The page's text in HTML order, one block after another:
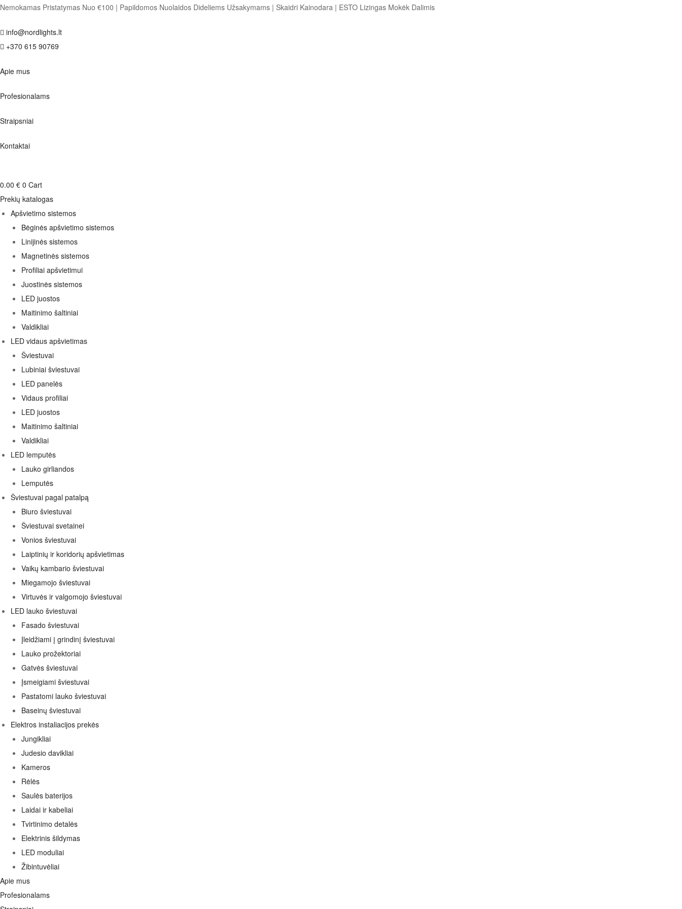
Nemokamas Pristatymas Nuo €100 | Papildomos Nuolaidos Dideliems Užsakymams | Skaidri Kainodara | ESTO Lizingas Mokėk Dalimis
info@nordlights.lt
+370 615 90769
Apie mus
Profesionalams
Straipsniai
Kontaktai
0.00 € 0 Cart
Prekių katalogas
Apšvietimo sistemos
Bėginės apšvietimo sistemos
Linijinės sistemos
Magnetinės sistemos
Profiliai apšvietimui
Juostinės sistemos
LED juostos
Maitinimo šaltiniai
Valdikliai
LED vidaus apšvietimas
Šviestuvai
Lubiniai šviestuvai
LED panelės
Vidaus profiliai
LED juostos
Maitinimo šaltiniai
Valdikliai
LED lemputės
Lauko girliandos
Lemputės
Šviestuvai pagal patalpą
Biuro šviestuvai
Šviestuvai svetainei
Vonios šviestuvai
Laiptinių ir koridorių apšvietimas
Vaikų kambario šviestuvai
Miegamojo šviestuvai
Virtuvės ir valgomojo šviestuvai
LED lauko šviestuvai
Fasado šviestuvai
Įleidžiami į grindinį šviestuvai
Lauko prožektoriai
Gatvės šviestuvai
Įsmeigiami šviestuvai
Pastatomi lauko šviestuvai
Baseinų šviestuvai
Elektros instaliacijos prekės
Jungikliai
Judesio davikliai
Kameros
Rėlės
Saulės baterijos
Laidai ir kabeliai
Tvirtinimo detalės
Elektrinis šildymas
LED moduliai
Žibintuvėliai
Apie mus
Profesionalams